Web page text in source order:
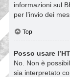
informazioni sul
per l’invio dei
Top
Posso usare
No. Non è
sia interpretato